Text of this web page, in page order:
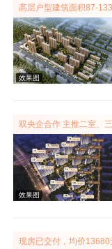
效果图
高层户型建筑面积87-133
双央企合作 主推二室、三
现房已交付，均价13680